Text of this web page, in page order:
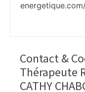
Contact &
Thérapeute
CATHY